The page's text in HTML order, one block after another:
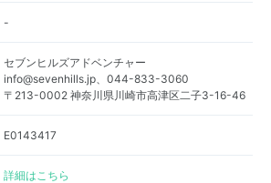
-
セブンヒルズアドベンチャー
info@sevenhills.jp、044-833-3060
〒213-0002 神奈川県川崎市高津区二子3-16-46
E0143417
詳細はこちら